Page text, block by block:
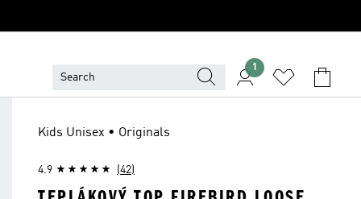
1
Kids Unisex • Originals
4.9 (42)